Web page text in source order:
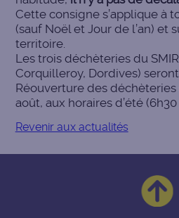
Cette consigne s’applique à
(sauf Noël et Jour de l’an) et
territoire.
Les trois déchèteries du
Corquilleroy, Dordives) seront
Réouverture des déchèteries
août, aux horaires d’été (6h30
Revenir aux actualités